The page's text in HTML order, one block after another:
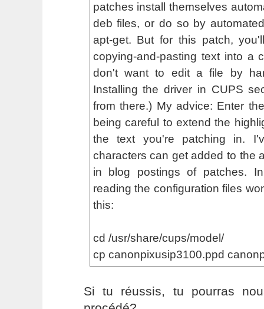
patches install themselves
deb files, or do so by
apt-get. But for this patch,
copying-and-pasting text into a
don't want to edit a file by
Installing the driver in CUPS
from there.) My advice: Enter
being careful to extend the
the text you're patching in.
characters can get added to the
in blog postings of patches.
reading the configuration files
this:
cd /usr/share/cups/model/
cp canonpixusip3100.ppd
Si tu réussis, tu pourras